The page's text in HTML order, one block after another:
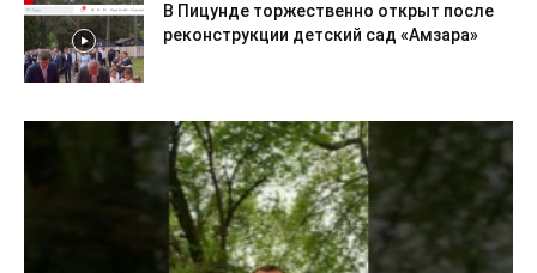
В Пицунде торжественно открыт после
реконструкции детский сад «Амзара»